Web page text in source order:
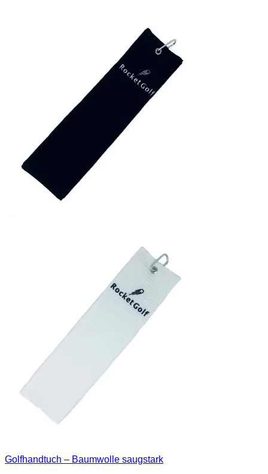
Golfhandtuch – Baumwolle saugstark